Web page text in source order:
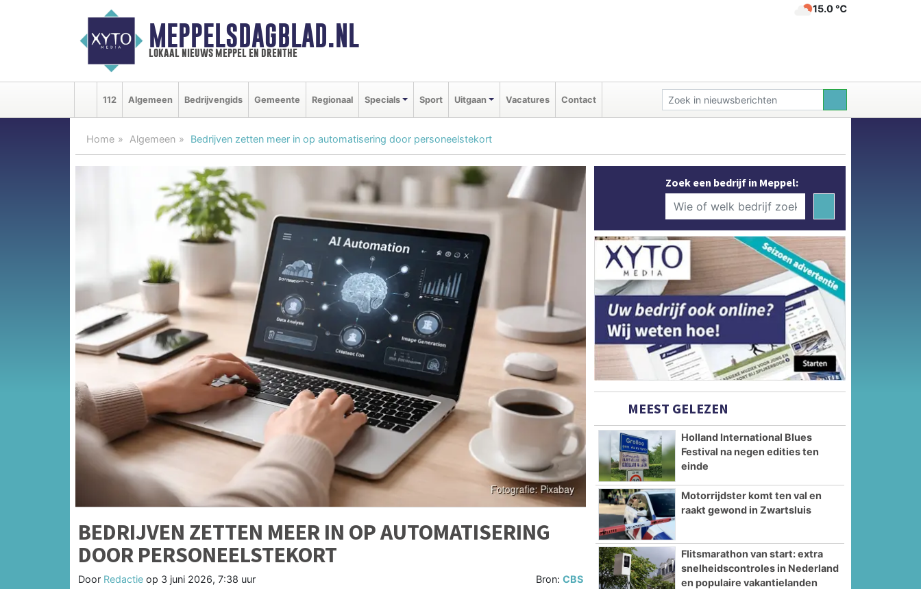
MEPPELSDAGBLAD.NL
lokaal nieuws meppel en drenthe
15.0 ℃
112 Algemeen Bedrijvengids Gemeente Regionaal Specials Sport Uitgaan Vacatures Contact
Home Algemeen Bedrijven zetten meer in op automatisering door personeelstekort
BEDRIJVEN ZETTEN MEER IN OP AUTOMATISERING
DOOR PERSONEELSTEKORT
Door Redactie op 3 juni 2026, 7:38 uur Bron:CBS
Zoek een bedrijf in Meppel:
MEEST GELEZEN
Holland International Blues
Festival na negen edities ten
einde
Motorrijdster komt ten val en
raakt gewond in Zwartsluis
Flitsmarathon van start: extra
snelheidscontroles in Nederland
en populaire vakantielanden